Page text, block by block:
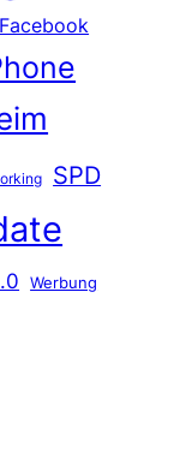
Facebook
SPD
Werbung